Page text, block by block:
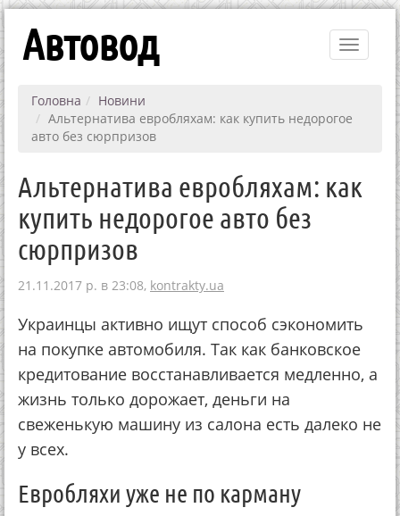
Toggle
Автовод
Головна
Новини
Альтернатива евробляхам: как купить недорогое
авто без сюрпризов
Альтернатива евробляхам: как
купить недорогое авто без
сюрпризов
21.11.2017 р. в 23:08, kontrakty.ua
Украинцы активно ищут способ сэкономить
на покупке автомобиля. Так как банковское
кредитование восстанавливается медленно, а
жизнь только дорожает, деньги на
свеженькую машину из салона есть далеко не
у всех.
Евробляхи уже не по карману